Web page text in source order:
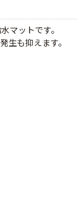
マットです。
生も抑えます。